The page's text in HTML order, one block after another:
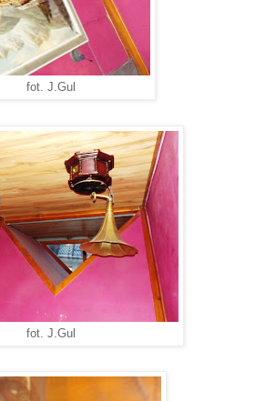
fot. J.Gul
fot. J.Gul